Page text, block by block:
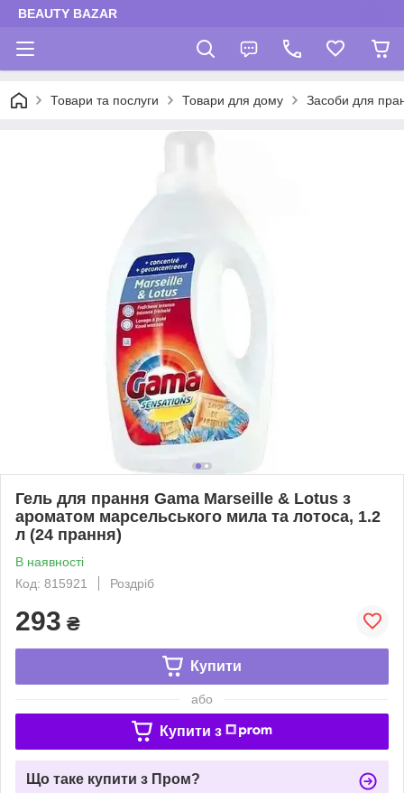
BEAUTY BAZAR
Товари та послуги Товари для дому Засоби для
Гель для прання Gama Marseille & Lotus з
ароматом марсельського мила та лотоса, 1.2
л (24 прання)
В наявності
Код: 815921
Роздріб
293 ₴
Купити
або
Купити з
Що таке купити з Пром?